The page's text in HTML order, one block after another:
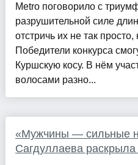
Metro поговорило с
разрушительной силе
отстричь их не так
Победители конкурса
Куршскую косу. В нём
волосами разно...
«Мужчины — сильные
Сагдуллаева раскрыла